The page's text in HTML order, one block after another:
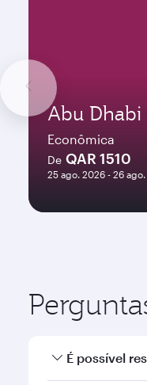
Abu Dhabi
Econômica
De QAR 1510
25 ago. 2026 - 26
É possível